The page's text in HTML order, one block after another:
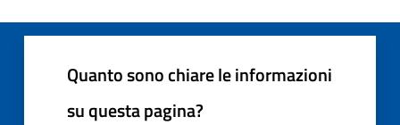
Quanto sono chiare le informazioni
su questa pagina?